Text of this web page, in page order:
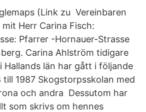
(Link zu Vereinbaren
mit Herr Carina Fisch:
Pfarrer -Hornauer-Strasse
Carina Ahlström tidigare
Hallands län har gått i följande
till 1987 Skogstorpsskolan med
och andra Dessutom har
som skrivs om hennes